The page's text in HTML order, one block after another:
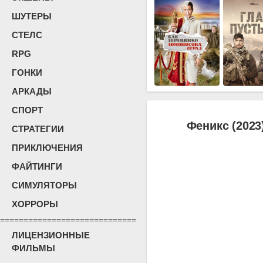
ШУТЕРЫ
СТЕЛС
RPG
ГОНКИ
АРКАДЫ
СПОРТ
СТРАТЕГИИ
ПРИКЛЮЧЕНИЯ
ФАЙТИНГИ
СИМУЛЯТОРЫ
ХОРРОРЫ
=============================
ЛИЦЕНЗИОННЫЕ
ФИЛЬМЫ
Феникс